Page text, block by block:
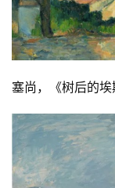
塞尚，《树后的